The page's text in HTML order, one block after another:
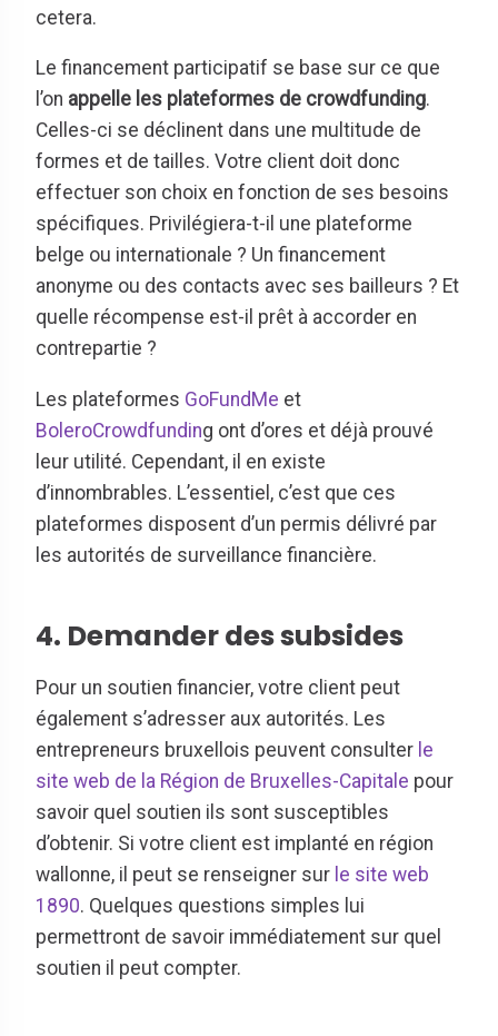
cetera.
Le financement participatif se base sur ce que
l’on appelle les plateformes de crowdfunding.
Celles-ci se déclinent dans une multitude de
formes et de tailles. Votre client doit donc
effectuer son choix en fonction de ses besoins
spécifiques. Privilégiera-t-il une plateforme
belge ou internationale ? Un financement
anonyme ou des contacts avec ses bailleurs ? Et
quelle récompense est-il prêt à accorder en
contrepartie ?
Les plateformes GoFundMe et
BoleroCrowdfunding ont d’ores et déjà prouvé
leur utilité. Cependant, il en existe
d’innombrables. L’essentiel, c’est que ces
plateformes disposent d’un permis délivré par
les autorités de surveillance financière.
4. Demander des subsides
Pour un soutien financier, votre client peut
également s’adresser aux autorités. Les
entrepreneurs bruxellois peuvent consulter le
site web de la Région de Bruxelles-Capitale pour
savoir quel soutien ils sont susceptibles
d’obtenir. Si votre client est implanté en région
wallonne, il peut se renseigner sur le site web
1890. Quelques questions simples lui
permettront de savoir immédiatement sur quel
soutien il peut compter.